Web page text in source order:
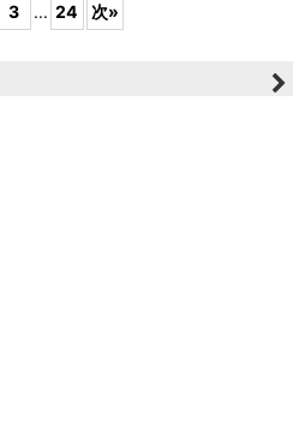
3 ... 24 次»